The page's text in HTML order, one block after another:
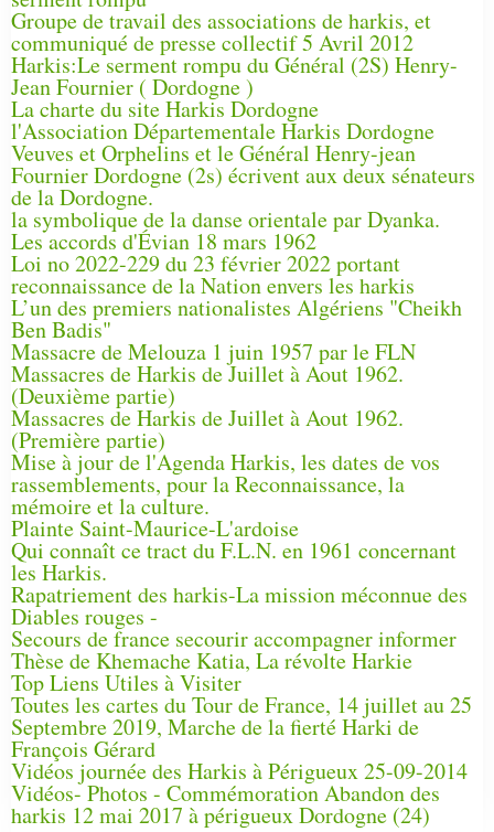
Groupe de travail des associations de harkis, et
communiqué de presse collectif 5 Avril 2012
Harkis:Le serment rompu du Général (2S) Henry-
Jean Fournier ( Dordogne )
La charte du site Harkis Dordogne
l'Association Départementale Harkis Dordogne
Veuves et Orphelins et le Général Henry-jean
Fournier Dordogne (2s) écrivent aux deux sénateurs
de la Dordogne.
la symbolique de la danse orientale par Dyanka.
Les accords d'Évian 18 mars 1962
Loi no 2022-229 du 23 février 2022 portant
reconnaissance de la Nation envers les harkis
L’un des premiers nationalistes Algériens "Cheikh
Ben Badis"
Massacre de Melouza 1 juin 1957 par le FLN
Massacres de Harkis de Juillet à Aout 1962.
(Deuxième partie)
Massacres de Harkis de Juillet à Aout 1962.
(Première partie)
Mise à jour de l'Agenda Harkis, les dates de vos
rassemblements, pour la Reconnaissance, la
mémoire et la culture.
Plainte Saint-Maurice-L'ardoise
Qui connaît ce tract du F.L.N. en 1961 concernant
les Harkis.
Rapatriement des harkis-La mission méconnue des
Diables rouges -
Secours de france secourir accompagner informer
Thèse de Khemache Katia, La révolte Harkie
Top Liens Utiles à Visiter
Toutes les cartes du Tour de France, 14 juillet au 25
Septembre 2019, Marche de la fierté Harki de
François Gérard
Vidéos journée des Harkis à Périgueux 25-09-2014
Vidéos- Photos - Commémoration Abandon des
harkis 12 mai 2017 à périgueux Dordogne (24)